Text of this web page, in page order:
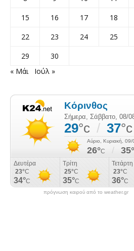
15
16 17 18
22
23 24 25
29
30
« Μάι
Ιούλ »
πρόγνωση καιρού από το weather.gr